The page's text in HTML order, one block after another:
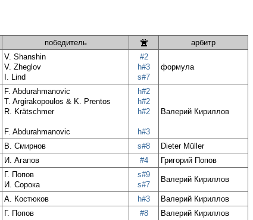
победитель арбитр
V. Shanshin
V. Zheglov
I. Lind
#2
h#3
s#7
формула
F. Abdurahmanovic
T. Argirakopoulos & K. Prentos
R. Krätschmer
F. Abdurahmanovic
h#2
h#2
h#2
h#3
Валерий Кириллов
В. Смирнов s#8
Dieter Müller
И. Агапов #4 Григорий Попов
Г. Попов
И. Сорока
s#9
s#7
Валерий Кириллов
А. Костюков h#3
Валерий Кириллов
Г. Попов #8
Валерий Кириллов